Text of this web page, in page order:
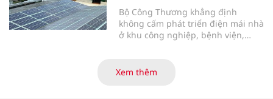
Bộ Công Thương khẳng định
không cấm phát triển điện mái nhà
ở khu công nghiệp, bệnh viện,
Xem thêm